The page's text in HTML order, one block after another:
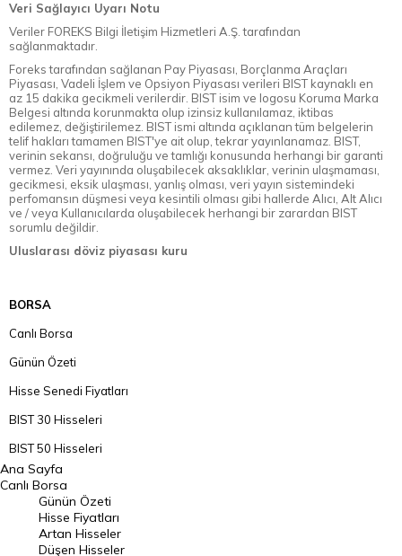
Veri Sağlayıcı Uyarı Notu
Veriler FOREKS Bilgi İletişim Hizmetleri A.Ş. tarafından
sağlanmaktadır.
Foreks tarafından sağlanan Pay Piyasası, Borçlanma Araçları
Piyasası, Vadeli İşlem ve Opsiyon Piyasası verileri BIST kaynaklı en
az 15 dakika gecikmeli verilerdir. BIST isim ve logosu Koruma Marka
Belgesi altında korunmakta olup izinsiz kullanılamaz, iktibas
edilemez, değiştirilemez. BIST ismi altında açıklanan tüm belgelerin
telif hakları tamamen BIST'ye ait olup, tekrar yayınlanamaz. BIST,
verinin sekansı, doğruluğu ve tamlığı konusunda herhangi bir garanti
vermez. Veri yayınında oluşabilecek aksaklıklar, verinin ulaşmaması,
gecikmesi, eksik ulaşması, yanlış olması, veri yayın sistemindeki
perfomansın düşmesi veya kesintili olması gibi hallerde Alıcı, Alt Alıcı
ve / veya Kullanıcılarda oluşabilecek herhangi bir zarardan BIST
sorumlu değildir.
Uluslarası döviz piyasası kuru
BORSA
Canlı Borsa
Günün Özeti
Hisse Senedi Fiyatları
BIST 30 Hisseleri
BIST 50 Hisseleri
BIST 100 Hisseleri
En Çok Artan Hisseler
En Çok Düşen Hisseler
Ana Sayfa
Canlı Borsa
Günün Özeti
Hisse Fiyatları
Artan Hisseler
Düşen Hisseler